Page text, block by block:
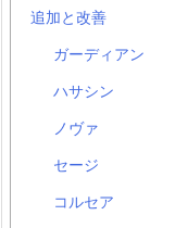
追加と改善
ガーディアン
ハサシン
ノヴァ
セージ
コルセア